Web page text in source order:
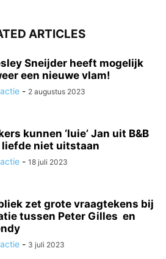
ARTICLES
Sneijder heeft mogelijk
een nieuwe vlam!
- 2 augustus 2023
kunnen ‘luie’ Jan uit B&B
liefde niet uitstaan
- 18 juli 2023
zet grote vraagtekens bij
tussen Peter Gilles en
- 3 juli 2023